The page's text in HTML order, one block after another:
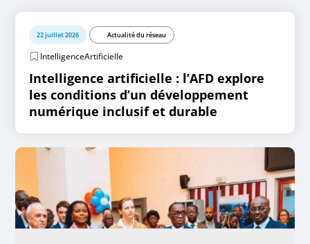
22 juillet 2026 Actualité du réseau
IntelligenceArtificielle
Intelligence artificielle : l’AFD explore
les conditions d’un développement
numérique inclusif et durable